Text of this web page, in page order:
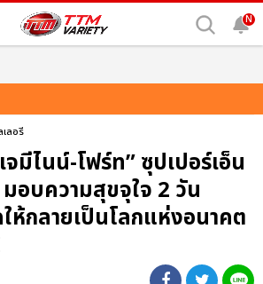
N
ลอรี
จมีไนน์-โฟร์ท” ซุปเปอร์เอ็น
มอบความสุขจุใจ 2 วัน
ห้กลายเป็นโลกแห่งอนาคต